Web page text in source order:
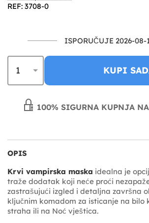
REF: 3708-0
ISPORUČUJE 2026-08-
KUPI
100% SIGURNA KUPNJA
OPIS
Krvi vampirska maska idealna je
traže dodatak koji neće proći
zastrašujući izgled i detaljna završna
ključnim komadom za isticanje na bilo
straha ili na Noć vještica.